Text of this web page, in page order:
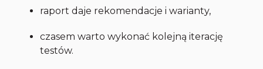
raport daje rekomendacje i warianty,
czasem warto wykonać kolejną iterację
testów.